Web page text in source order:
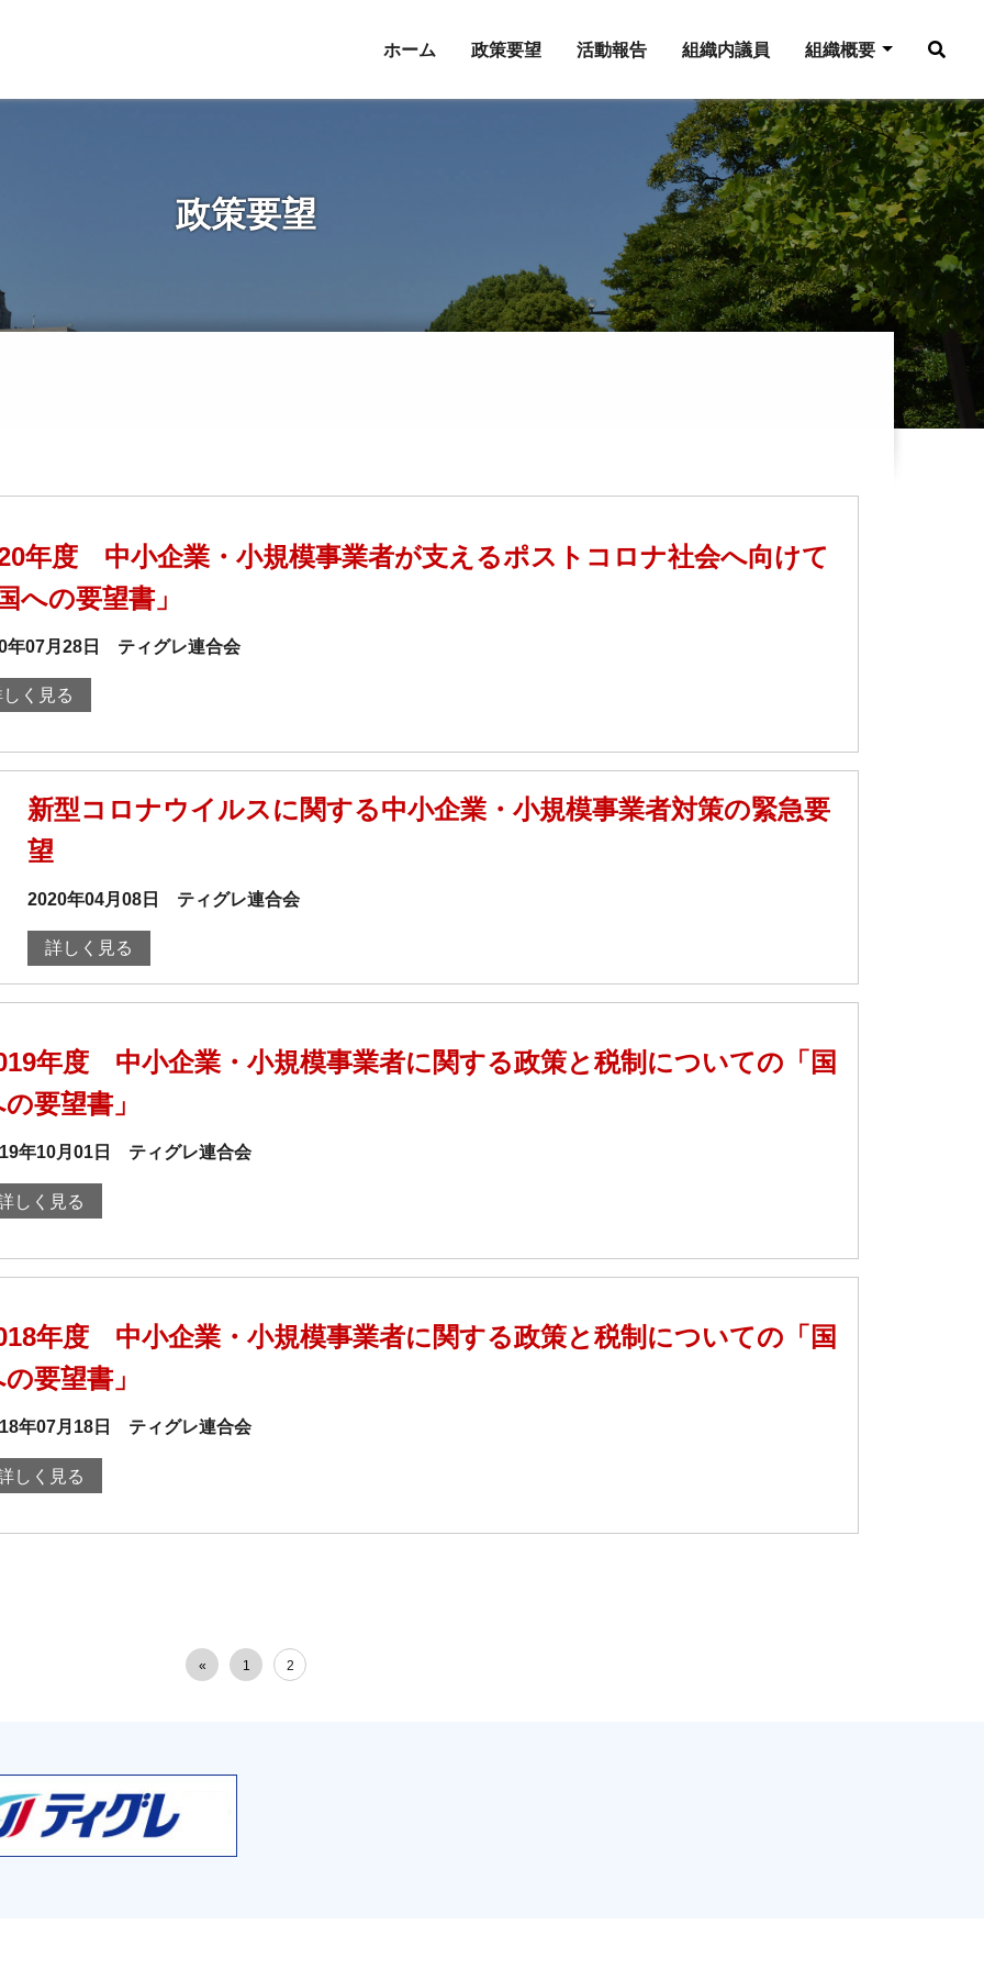
ホーム 政策要望 活動報告 組織内議員 組織概要
政策要望
年度 中小企業・小規模事業者が支えるポストコロナ社会へ向けて
への要望書」
年07月28日 ティグレ連合会
く見る
新型コロナウイルスに関する中小企業・小規模事業者対策の緊急要
望
2020年04月08日 ティグレ連合会
詳しく見る
年度 中小企業・小規模事業者に関する政策と税制についての「国
要望書」
年10月01日 ティグレ連合会
しく見る
年度 中小企業・小規模事業者に関する政策と税制についての「国
要望書」
年07月18日 ティグレ連合会
しく見る
« 1 2